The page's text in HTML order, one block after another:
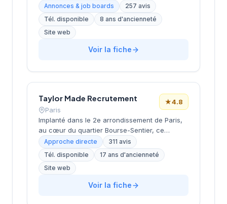
recrutement bénéficie d'une localisation
prestigieuse au cœur de la capitale. Installé
rue de Bellechasse, il accompagne les
entreprises dans leurs recrutements avec une
approche personnalisée. La structure affiche
une excellente réputation auprès de sa
prestations de conseil en recrutement.
Annonces & job boards
257 avis
Tél. disponible
8 ans d'ancienneté
Site web
Voir la fiche
Taylor Made Recrutement
Paris
★4.8
Implanté dans le 2e arrondissement de Paris,
au cœur du quartier Bourse-Sentier, ce
cabinet de recrutement bénéficie d'un
positionnement stratégique dans un secteur
économique dynamique. L'entreprise affiche
une notation Google de 4,8/5 sur la base de
311 avis clients, témoignant d'un niveau de
satisfaction élevé. Cette performance
Approche directe
311 avis
Tél. disponible
17 ans d'ancienneté
Site web
Voir la fiche